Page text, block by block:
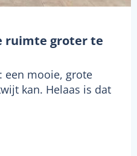
ruimte groter te
een mooie, grote
kan. Helaas is dat